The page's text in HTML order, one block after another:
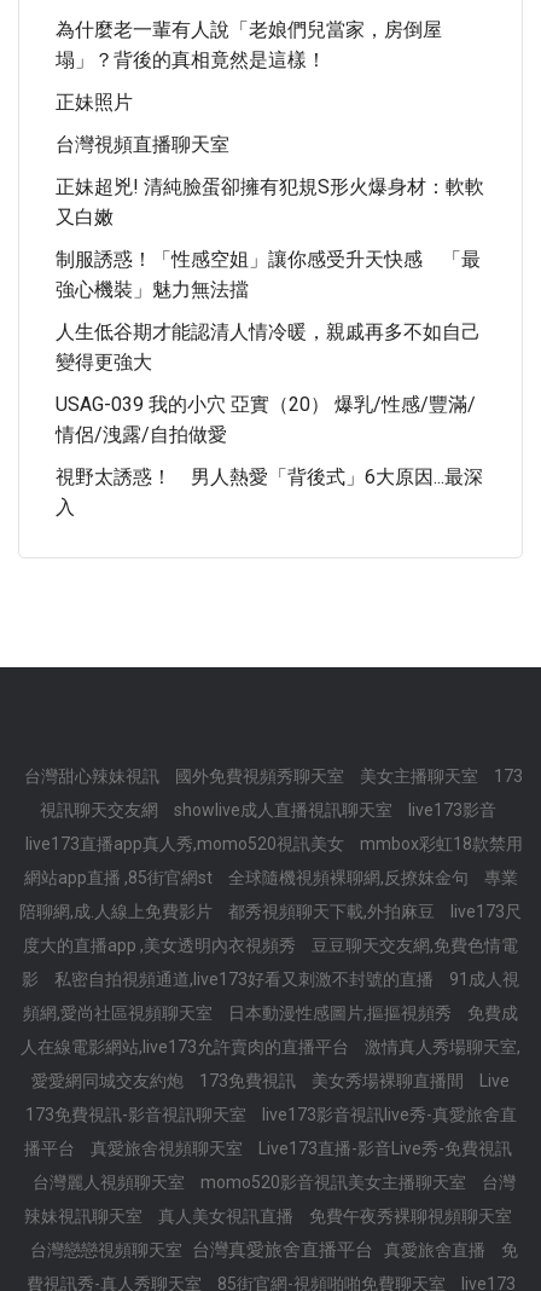
為什麼老一輩有人說「老娘們兒當家，房倒屋
塌」？背後的真相竟然是這樣！
正妹照片
台灣視頻直播聊天室
正妹超兇! 清純臉蛋卻擁有犯規S形火爆身材：軟軟
又白嫩
制服誘惑！「性感空姐」讓你感受升天快感 「最
強心機裝」魅力無法擋
人生低谷期才能認清人情冷暖，親戚再多不如自己
變得更強大
USAG-039 我的小穴 亞實（20） 爆乳/性感/豐滿/
情侶/洩露/自拍做愛
視野太誘惑！ 男人熱愛「背後式」6大原因...最深
入
台灣甜心辣妹視訊 國外免費視頻秀聊天室 美女主播聊天室
173
視訊聊天交友網
showlive成人直播視訊聊天室
live173影音
live173直播app真人秀,momo520視訊美女
mmbox彩虹18款禁用
網站app直播 ,85街官網st
全球隨機視頻裸聊網,反撩妺金句
專業
陪聊網,成.人線上免費影片
都秀視頻聊天下載,外拍麻豆
live173尺
度大的直播app ,美女透明內衣視頻秀
豆豆聊天交友網,免費色情電
影
私密自拍視頻通道,live173好看又刺激不封號的直播
91成人視
頻網,愛尚社區視頻聊天室
日本動漫性感圖片,摳摳視頻秀
免費成
人在線電影網站,live173允許賣肉的直播平台
激情真人秀場聊天室,
愛愛網同城交友約炮
173免費視訊 美女秀場裸聊直播間
Live
173免費視訊-影音視訊聊天室
live173影音視訊live秀-真愛旅舍直
播平台
真愛旅舍視頻聊天室
Live173直播-影音Live秀-免費視訊
台灣麗人視頻聊天室
momo520影音視訊美女主播聊天室
台灣
辣妹視訊聊天室
真人美女視訊直播
免費午夜秀裸聊視頻聊天室
台灣戀戀視頻聊天室
台灣真愛旅舍直播平台 真愛旅舍直播
免
費視訊秀-真人秀聊天室
85街官網-視頻啪啪免費聊天室 live173